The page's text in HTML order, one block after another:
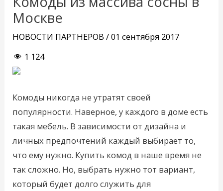
Москве
НОВОСТИ ПАРТНЕРОВ /01 сентября 2017
1 124
Комоды никогда не утратят своей
популярности. Наверное, у каждого в доме есть
такая мебель. В зависимости от дизайна и
личных предпочтений каждый выбирает то,
что ему нужно. Купить комод в наше время не
так сложно. Но, выбрать нужно тот вариант,
который будет долго служить для
записям